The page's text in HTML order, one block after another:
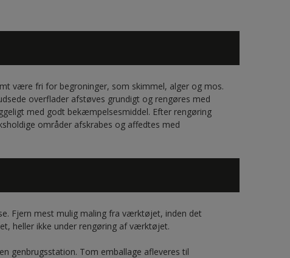
være fri for begroninger, som skimmel, alger og mos.
overflader afstøves grundigt og rengøres med
med godt bekæmpelsesmiddel. Efter rengøring
områder afskrabes og affedtes med
Fjern mest mulig maling fra værktøjet, inden det
heller ikke under rengøring af værktøjet.
genbrugsstation. Tom emballage afleveres til